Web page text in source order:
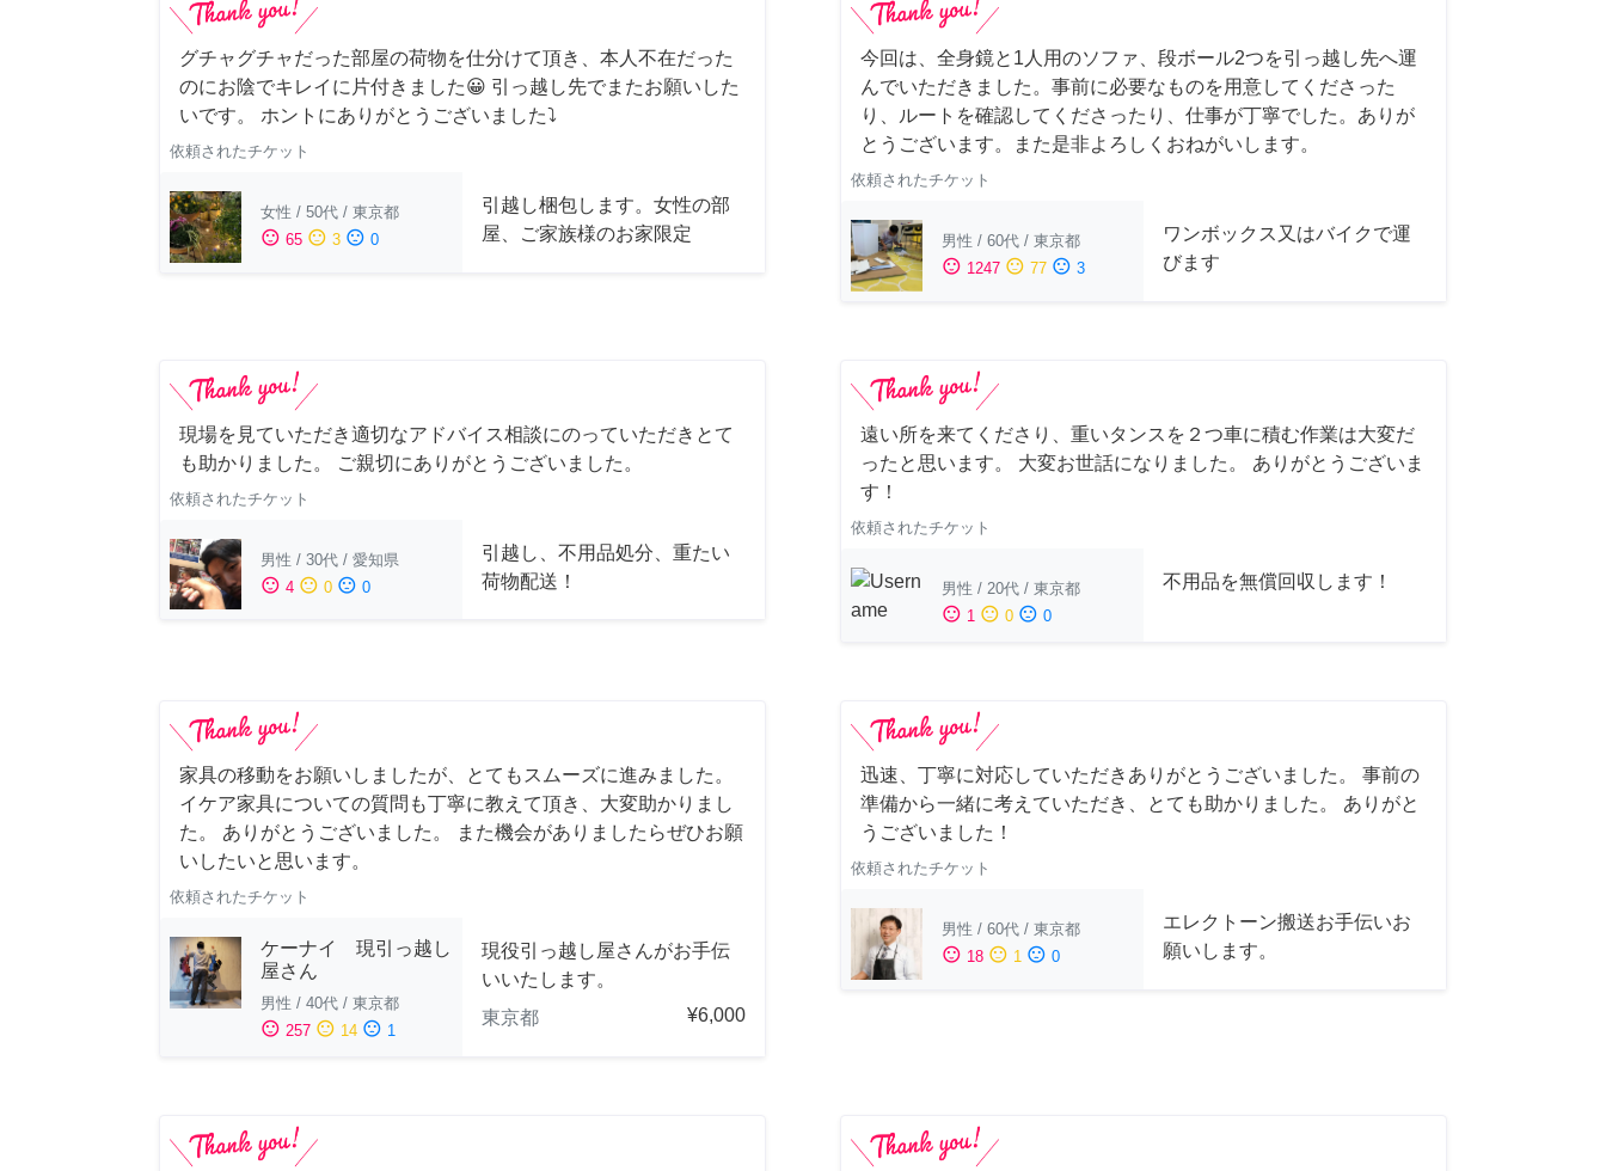
グチャグチャだった部屋の荷物を仕分けて頂き、本人不在だった
のにお陰でキレイに片付きました😀 引っ越し先でまたお願いした
いです。 ホントにありがとうございました⤵
依頼されたチケット
女性 / 50代 / 東京都
sentiment_satisfied 65 sentiment_neutral 3 sentiment_dissatisfied 0
引越し梱包します。女性の部
屋、ご家族様のお家限定
今回は、全身鏡と1人用のソファ、段ボール2つを引っ越し先へ運
んでいただきました。事前に必要なものを用意してくださった
り、ルートを確認してくださったり、仕事が丁寧でした。ありが
とうございます。また是非よろしくおねがいします。
依頼されたチケット
男性 / 60代 / 東京都
sentiment_satisfied 1247 sentiment_neutral 77 sentiment_dissatisfied 3
ワンボックス又はバイクで運
びます
現場を見ていただき適切なアドバイス相談にのっていただきとて
も助かりました。 ご親切にありがとうございました。
依頼されたチケット
男性 / 30代 / 愛知県
sentiment_satisfied 4 sentiment_neutral 0 sentiment_dissatisfied 0
引越し、不用品処分、重たい
荷物配送！
遠い所を来てくださり、重いタンスを２つ車に積む作業は大変だ
ったと思います。 大変お世話になりました。 ありがとうございま
す！
依頼されたチケット
男性 / 20代 / 東京都
sentiment_satisfied 1 sentiment_neutral 0 sentiment_dissatisfied 0
不用品を無償回収します！
家具の移動をお願いしましたが、とてもスムーズに進みました。
イケア家具についての質問も丁寧に教えて頂き、大変助かりまし
た。 ありがとうございました。 また機会がありましたらぜひお願
いしたいと思います。
依頼されたチケット
ケーナイ 現引っ越し
屋さん
男性 / 40代 / 東京都
sentiment_satisfied 257 sentiment_neutral 14 sentiment_dissatisfied 1
現役引っ越し屋さんがお手伝
いいたします。
東京都
¥6,000
迅速、丁寧に対応していただきありがとうございました。 事前の
準備から一緒に考えていただき、とても助かりました。 ありがと
うございました！
依頼されたチケット
男性 / 60代 / 東京都
sentiment_satisfied 18 sentiment_neutral 1 sentiment_dissatisfied 0
エレクトーン搬送お手伝いお
願いします。